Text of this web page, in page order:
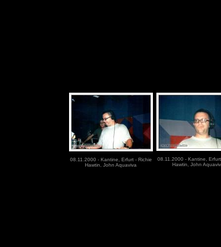
08.11.2000 - Kantine, Erfurt - Richie
Hawtin, John Aquaviva
08.11.2000 - Kantine,
Hawtin, John